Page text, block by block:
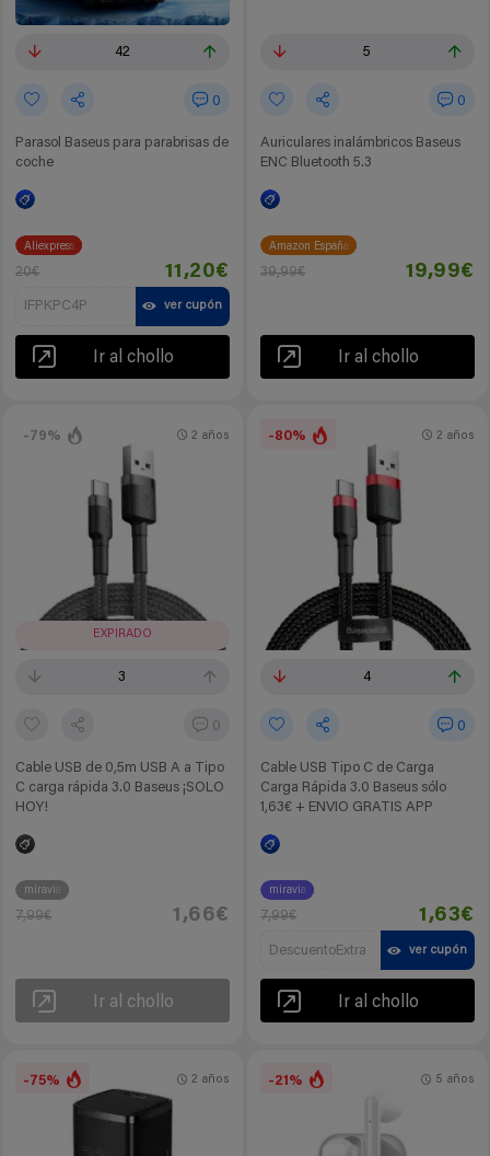
42
0
Parasol Baseus para parabrisas de
coche
Aliexpress
20€ 11,20€
IFPKPC4P ver cupón
Ir al chollo
5
0
Auriculares inalámbricos Baseus
ENC Bluetooth 5.3
Amazon España
39,99€ 19,99€
Ir al chollo
-79%
EXPIRADO
3
0
Cable USB de 0,5m USB A a Tipo
C carga rápida 3.0 Baseus ¡SOLO
HOY!
2 años
miravia
7,99€ 1,66€
Ir al chollo
-80%
4
0
Cable USB Tipo C de Carga
Carga Rápida 3.0 Baseus sólo
1,63€ + ENVIO GRATIS APP
2 años
miravia
7,99€ 1,63€
DescuentoExtra ver cupón
Ir al chollo
-75% 2 años -21% 5 años